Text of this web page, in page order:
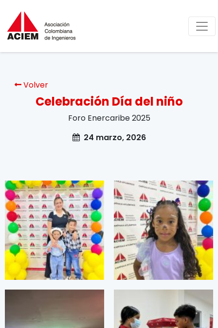
Volver
Celebración Día del niño
Foro Enercaribe 2025
24 marzo, 2026